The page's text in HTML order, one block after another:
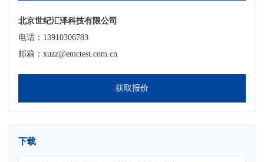
北京世纪汇泽科技有限公司
电话：13910306783
邮箱：xuzz@emctest.com.cn
获取报价
下载